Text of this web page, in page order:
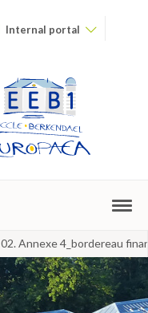
Internal portal
02. Annexe 4_bordereau